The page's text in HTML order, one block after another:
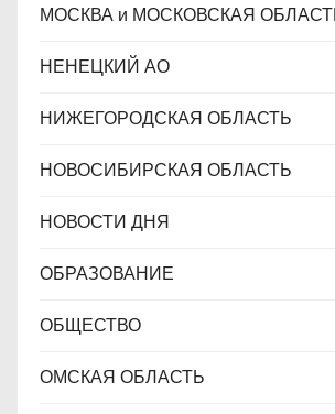
МОСКВА и МОСКОВСКАЯ
НЕНЕЦКИЙ АО
НИЖЕГОРОДСКАЯ ОБЛАСТЬ
НОВОСИБИРСКАЯ ОБЛАСТЬ
НОВОСТИ ДНЯ
ОБРАЗОВАНИЕ
ОБЩЕСТВО
ОМСКАЯ ОБЛАСТЬ